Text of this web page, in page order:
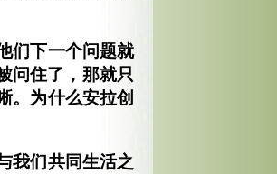
们下一个问题就
问住了，那就只
。为什么安拉创
我们共同生活之